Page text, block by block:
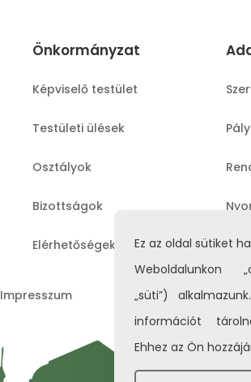
Ez az oldal sütiket
Weboldalunkon
„süti”)
információt
Ehhez az Ön
Önkormányzat
Képviselő testület
Testületi ülések
Osztályok
Bizottságok
Elérhetőségek
Impresszum